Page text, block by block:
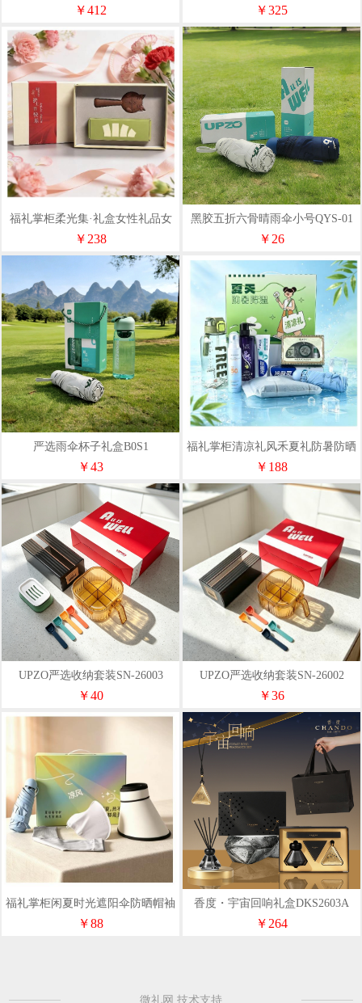
310mlx2（配蓝白礼盒）
￥412
470mlx2（配高定精装礼盒）
￥325
福礼掌柜柔光集·礼盒女性礼品女
士礼物蕉下晴雨伞气囊梳子套装
￥238
黑胶五折六骨晴雨伞小号QYS-01
￥26
严选雨伞杯子礼盒B0S1
￥43
福礼掌柜清凉礼风禾夏礼防暑防晒
礼盒
￥188
UPZO严选收纳套装SN-26003
￥40
UPZO严选收纳套装SN-26002
￥36
福礼掌柜闲夏时光遮阳伞防晒帽袖
套组合套装
￥88
香度・宇宙回响礼盒DKS2603A
￥264
微礼网 技术支持